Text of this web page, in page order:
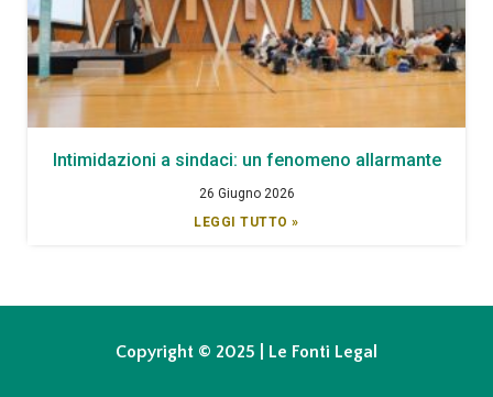
Intimidazioni a sindaci: un fenomeno allarmante
26 Giugno 2026
LEGGI TUTTO »
Copyright © 2025 | Le Fonti Legal